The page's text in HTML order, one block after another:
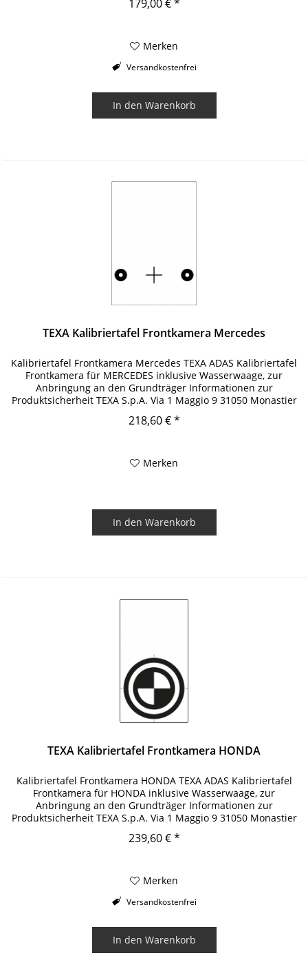
179,00 € *
Merken
Versandkostenfrei
In den Warenkorb
TEXA Kalibriertafel Frontkamera Mercedes
Kalibriertafel Frontkamera Mercedes TEXA ADAS Kalibriertafel
Frontkamera für MERCEDES inklusive Wasserwaage, zur
Anbringung an den Grundträger Informationen zur
Produktsicherheit TEXA S.p.A. Via 1 Maggio 9 31050 Monastier
di Treviso...
218,60 € *
Merken
In den Warenkorb
TEXA Kalibriertafel Frontkamera HONDA
Kalibriertafel Frontkamera HONDA TEXA ADAS Kalibriertafel
Frontkamera für HONDA inklusive Wasserwaage, zur
Anbringung an den Grundträger Informationen zur
Produktsicherheit TEXA S.p.A. Via 1 Maggio 9 31050 Monastier
239,60 € *
Merken
Versandkostenfrei
In den Warenkorb